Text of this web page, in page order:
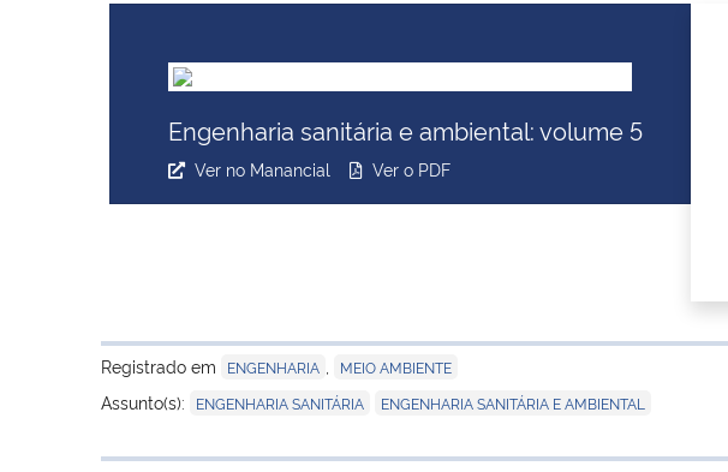
Engenharia sanitária e ambiental: volume 5
Ver no Manancial Ver o PDF
Registrado em ENGENHARIA MEIO AMBIENTE
Assunto(s): ENGENHARIA SANITÁRIA ENGENHARIA SANITÁRIA E AMBIENTAL